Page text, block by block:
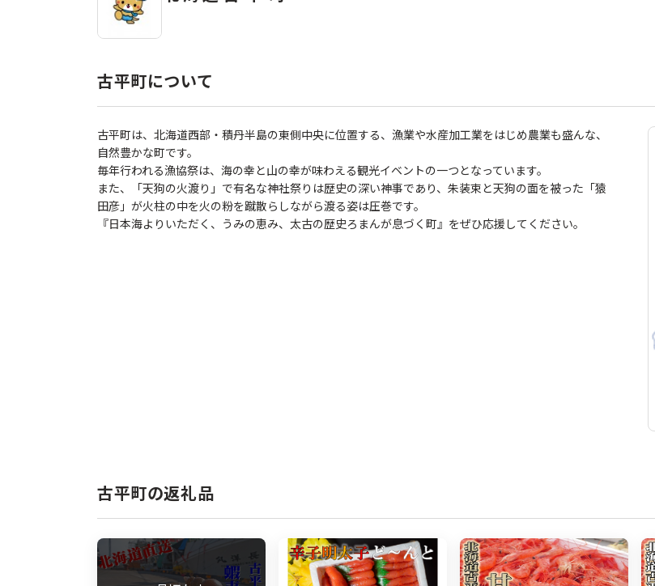
古平町について
古平町は、北海道西部・積丹半島の東側中央に位置する、漁業や水産加工業をはじめ農業も盛んな、
自然豊かな町です。
毎年行われる漁協祭は、海の幸と山の幸が味わえる観光イベントの一つとなっています。
また、「天狗の火渡り」で有名な神社祭りは歴史の深い神事であり、朱装束と天狗の面を被った「猿
田彦」が火柱の中を火の粉を蹴散らしながら渡る姿は圧巻です。
『日本海よりいただく、うみの恵み、太古の歴史ろまんが息づく町』をぜひ応援してください。
古平町の返礼品